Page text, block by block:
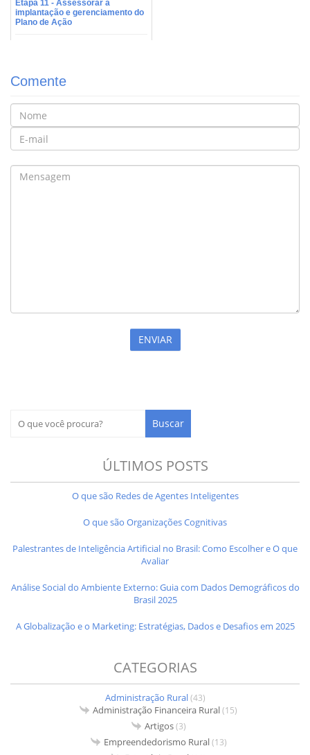
Etapa 11 - Assessorar a
implantação e gerenciamento do
Plano de Ação
Comente
ÚLTIMOS POSTS
O que são Redes de Agentes Inteligentes
O que são Organizações Cognitivas
Palestrantes de Inteligência Artificial no Brasil: Como Escolher e O que
Avaliar
Análise Social do Ambiente Externo: Guia com Dados Demográficos do
Brasil 2025
A Globalização e o Marketing: Estratégias, Dados e Desafios em 2025
CATEGORIAS
Administração Rural(43)
Administração Financeira Rural(15)
Artigos(3)
Empreendedorismo Rural(13)